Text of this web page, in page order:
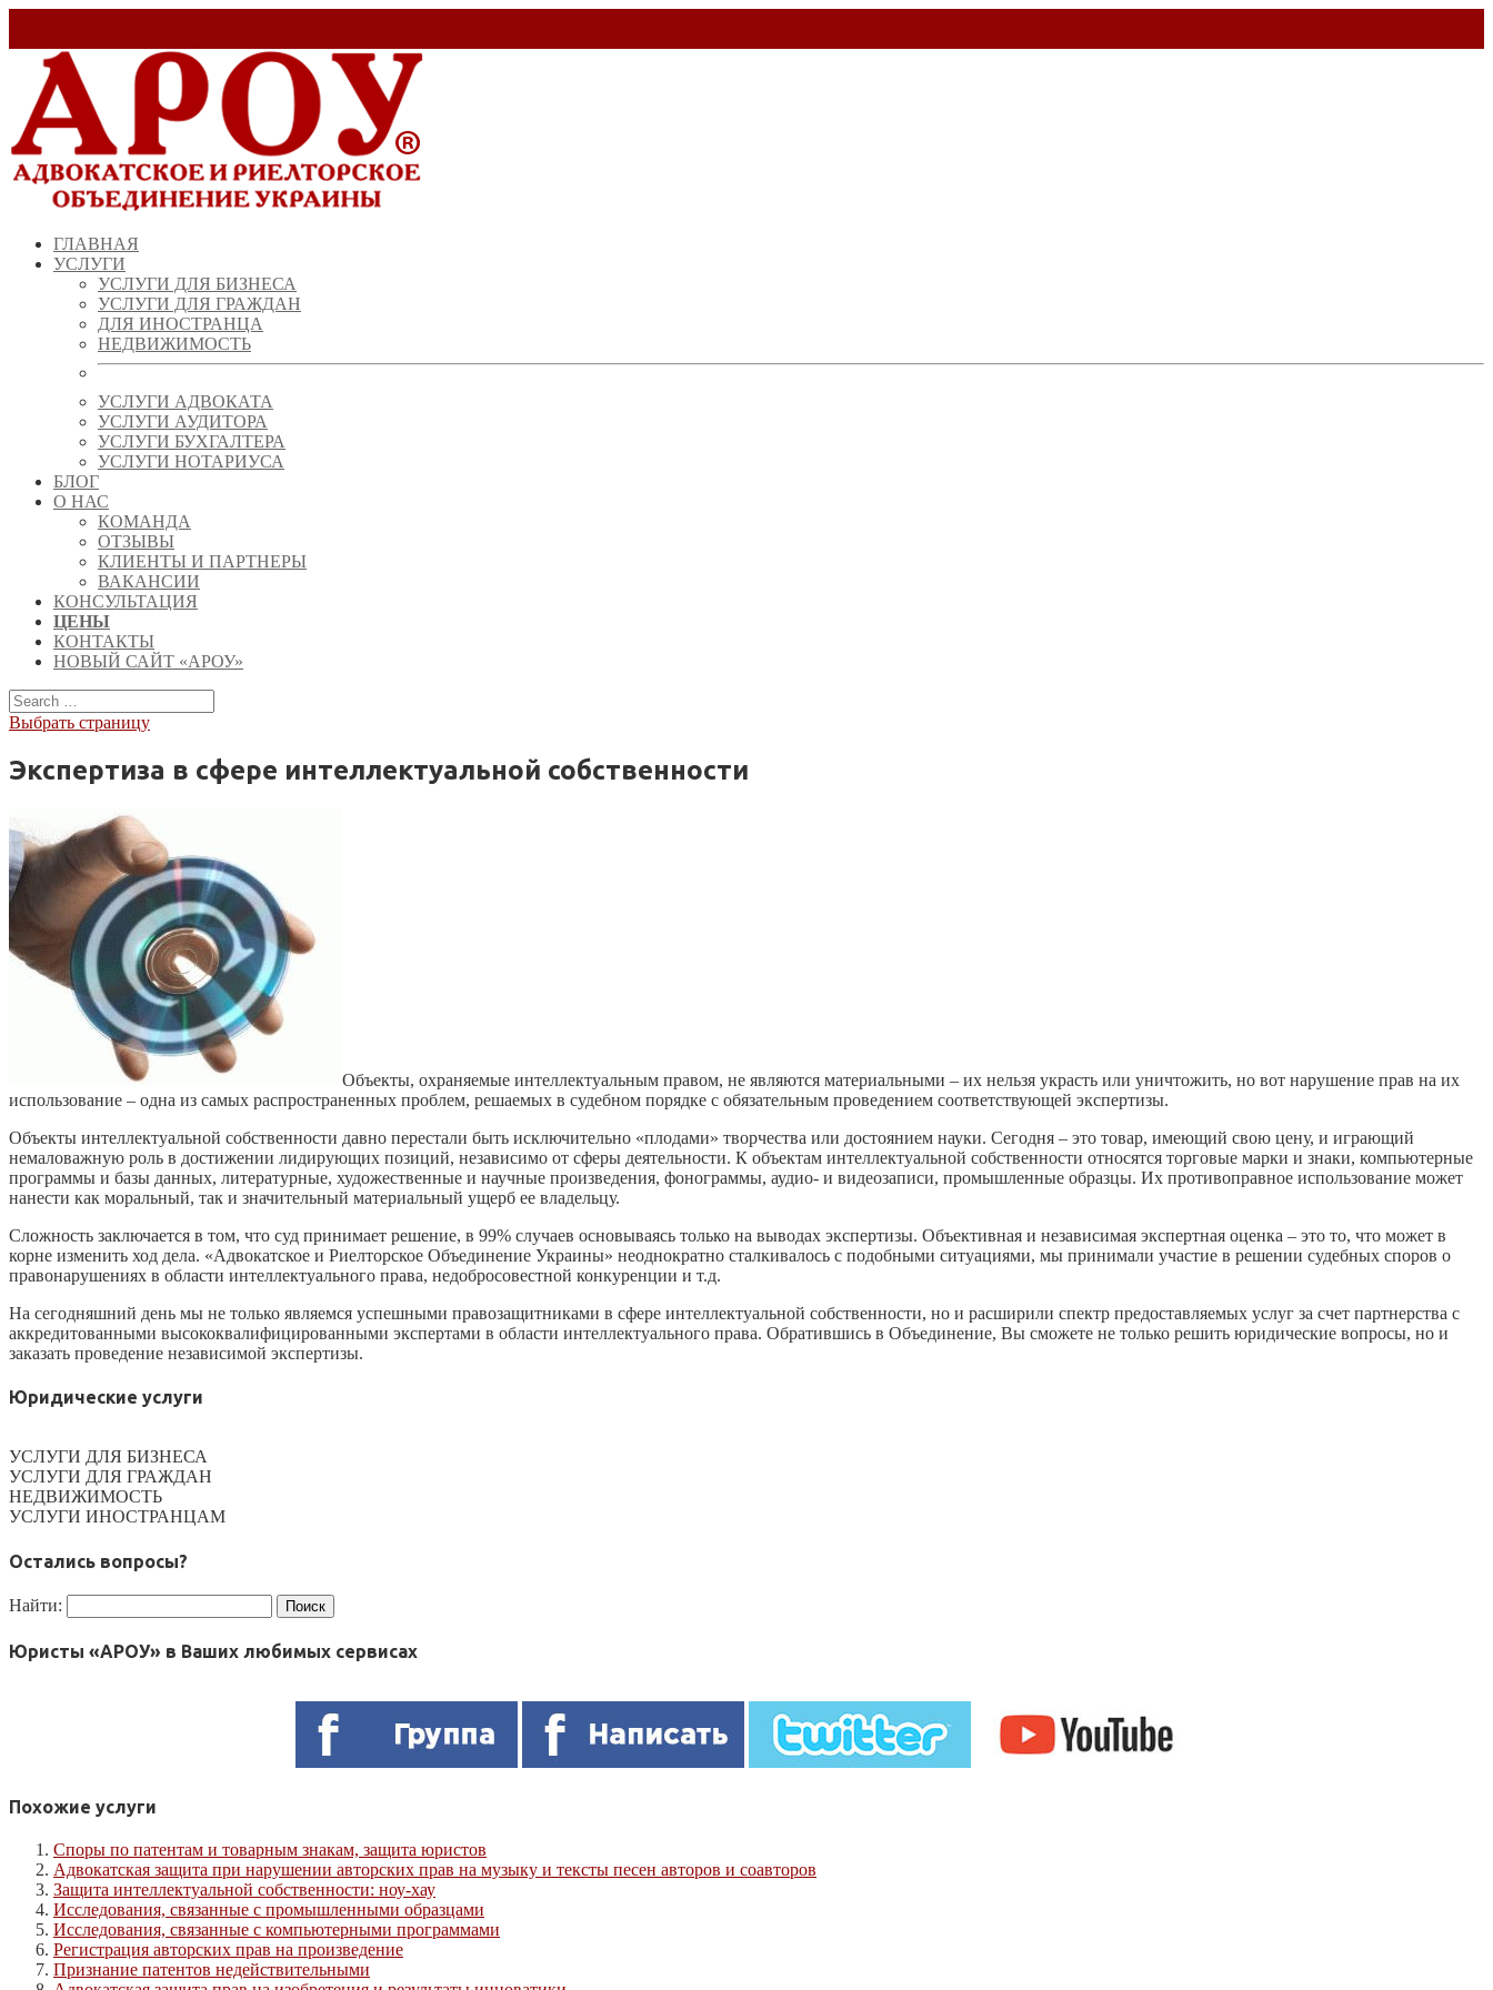
ГЛАВНАЯ
УСЛУГИ
УСЛУГИ ДЛЯ БИЗНЕСА
УСЛУГИ ДЛЯ ГРАЖДАН
ДЛЯ ИНОСТРАНЦА
НЕДВИЖИМОСТЬ
УСЛУГИ АДВОКАТА
УСЛУГИ АУДИТОРА
УСЛУГИ БУХГАЛТЕРА
УСЛУГИ НОТАРИУСА
БЛОГ
О НАС
КОМАНДА
ОТЗЫВЫ
КЛИЕНТЫ И ПАРТНЕРЫ
ВАКАНСИИ
КОНСУЛЬТАЦИЯ
ЦЕНЫ
КОНТАКТЫ
НОВЫЙ САЙТ «АРОУ»
Выбрать страницу
Экспертиза в сфере интеллектуальной собственности
Объекты, охраняемые интеллектуальным правом, не являются материальными – их нельзя украсть или уничтожить, но вот нарушение прав на их
использование – одна из самых распространенных проблем, решаемых в судебном порядке с обязательным проведением соответствующей экспертизы.
Объекты интеллектуальной собственности давно перестали быть исключительно «плодами» творчества или достоянием науки. Сегодня – это товар, имеющий свою цену, и играющий
немаловажную роль в достижении лидирующих позиций, независимо от сферы деятельности. К объектам интеллектуальной собственности относятся торговые марки и знаки, компьютерные
программы и базы данных, литературные, художественные и научные произведения, фонограммы, аудио- и видеозаписи, промышленные образцы. Их противоправное использование может
нанести как моральный, так и значительный материальный ущерб ее владельцу.
Сложность заключается в том, что суд принимает решение, в 99% случаев основываясь только на выводах экспертизы. Объективная и независимая экспертная оценка – это то, что может в
корне изменить ход дела. «Адвокатское и Риелторское Объединение Украины» неоднократно сталкивалось с подобными ситуациями, мы принимали участие в решении судебных споров о
правонарушениях в области интеллектуального права, недобросовестной конкуренции и т.д.
На сегодняшний день мы не только являемся успешными правозащитниками в сфере интеллектуальной собственности, но и расширили спектр предоставляемых услуг за счет партнерства с
аккредитованными высококвалифицированными экспертами в области интеллектуального права. Обратившись в Объединение, Вы сможете не только решить юридические вопросы, но и
заказать проведение независимой экспертизы.
Юридические услуги
УСЛУГИ ДЛЯ БИЗНЕСА
УСЛУГИ ДЛЯ ГРАЖДАН
НЕДВИЖИМОСТЬ
УСЛУГИ ИНОСТРАНЦАМ
Остались вопросы?
Найти:
Юристы «АРОУ» в Ваших любимых сервисах
Похожие услуги
Споры по патентам и товарным знакам, защита юристов
Адвокатская защита при нарушении авторских прав на музыку и тексты песен авторов и соавторов
Защита интеллектуальной собственности: ноу-хау
Исследования, связанные с промышленными образцами
Исследования, связанные с компьютерными программами
Регистрация авторских прав на произведение
Признание патентов недействительными